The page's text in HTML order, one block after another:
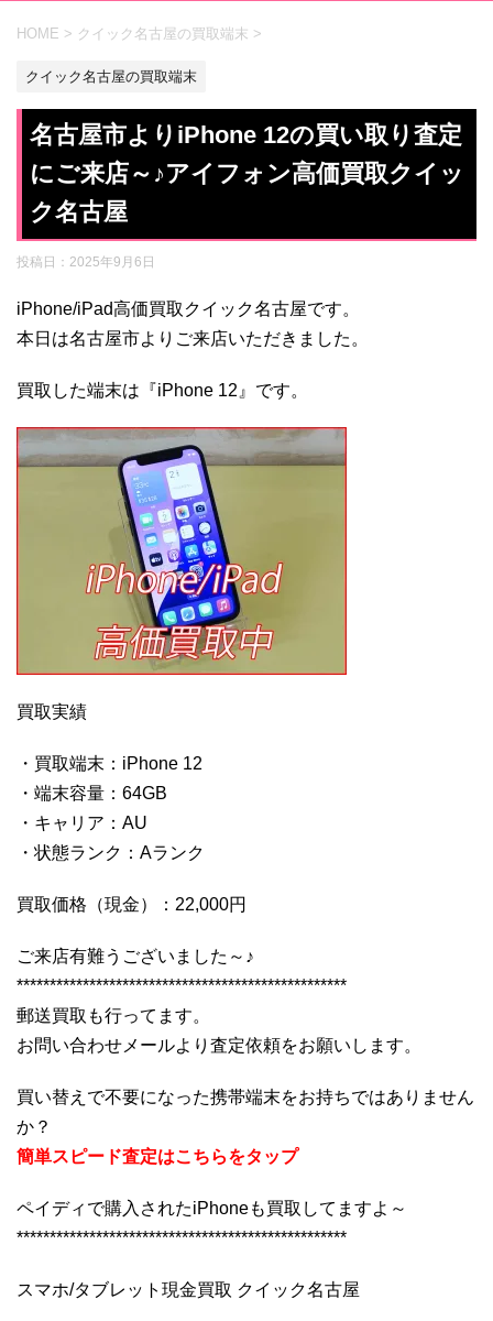
HOME > クイック名古屋の買取端末 >
クイック名古屋の買取端末
名古屋市よりiPhone 12の買い取り査定
にご来店～♪アイフォン高価買取クイッ
ク名古屋
投稿日： 2025年9月6日
iPhone/iPad高価買取クイック名古屋です。
本日は名古屋市よりご来店いただきました。
買取した端末は『iPhone 12』です。
買取実績
・買取端末：iPhone 12
・端末容量：64GB
・キャリア：AU
・状態ランク：Aランク
買取価格（現金）：22,000円
ご来店有難うございました～♪
**************************************************
郵送買取も行ってます。
お問い合わせメールより査定依頼をお願いします。
買い替えで不要になった携帯端末をお持ちではありません
か？
簡単スピード査定はこちらをタップ
ペイディで購入されたiPhoneも買取してますよ～
**************************************************
スマホ/タブレット現金買取 クイック名古屋